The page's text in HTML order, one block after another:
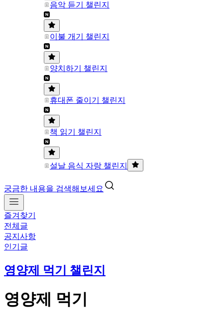
음악 듣기 챌린지
이불 개기 챌린지
양치하기 챌린지
휴대폰 줄이기 챌린지
책 읽기 챌린지
설날 음식 자랑 챌린지
궁금한 내용을 검색해보세요
즐겨찾기
전체글
공지사항
인기글
영양제 먹기 챌린지
영양제 먹기